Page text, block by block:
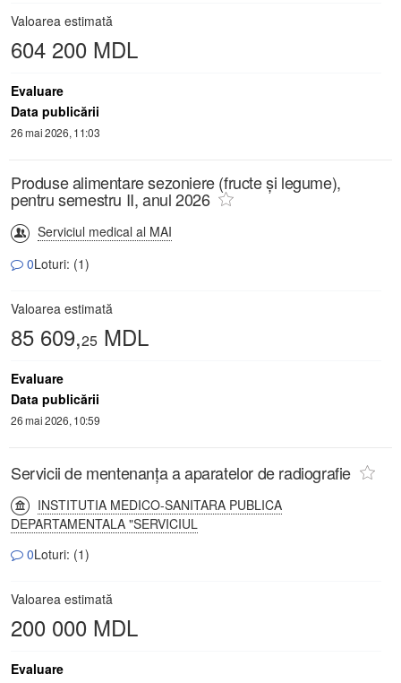
Valoarea estimată
604 200 MDL
Evaluare
Data publicării
26 mai 2026, 11:03
Produse alimentare sezoniere (fructe și legume),
pentru semestru II, anul 2026
Serviciul medical al MAI
0Loturi: (1)
Valoarea estimată
85 609,25 MDL
Evaluare
Data publicării
26 mai 2026, 10:59
Servicii de mentenanța a aparatelor de radiografie
INSTITUTIA MEDICO-SANITARA PUBLICA
DEPARTAMENTALA "SERVICIUL
0Loturi: (1)
Valoarea estimată
200 000 MDL
Evaluare